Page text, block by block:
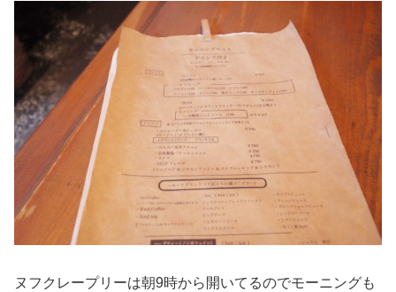
ヌフクレープリーは朝9時から開いてるのでモーニングも